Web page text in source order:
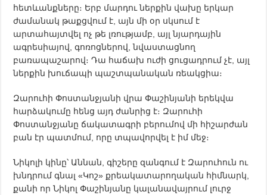
հետևանքները։ Երբ մարդու ներքին վախը երկար
ժամանակ թաքցվում է, այն մի օր սկսում է
արտահայտվել ոչ թե լռությամբ, այլ նյարդային
ագրեսիայով, գոռոցներով, նվաստացնող
բառապաշարով։ Դա հաճախ ուժի ցուցադրում չէ, այլ
ներքին խուճապի պաշտպանական ռեակցիա։
Զարուհի Փոստանջյանի վրա Փաշինյանի երեկվա
հարձակումը հենց այդ ժանրից է։ Զարուհի
Փոստանջյանը ճակատագրի բերումով մի հիշարժան
բան էր պատմում, որը տպավորվել է իմ մեջ։
Նիկոլի կինը՝ Աննան, գիշերը զանգում է Զարուհուն ու
խնդրում գնալ «Կոշ» քրեակատարողական հիմնարկ,
քանի որ Նիկոլ Փաշինյանը կալանավայրում լուրջ